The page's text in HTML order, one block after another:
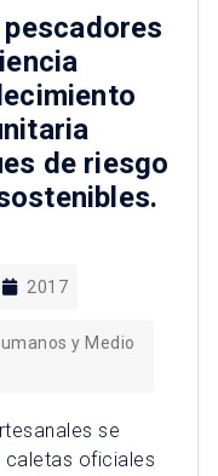
focalizada,
de riesgo
2017
y Medio
se
caletas oficiales